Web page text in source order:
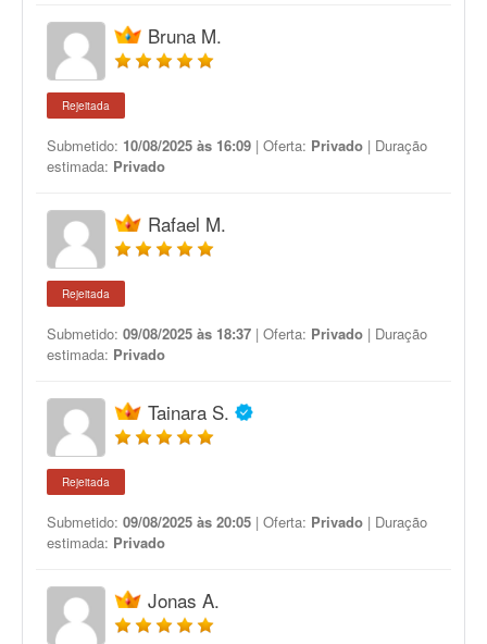
Bruna M.
Rejeitada
Submetido: 10/08/2025 às 16:09 | Oferta: Privado | Duração
estimada: Privado
Rafael M.
Rejeitada
Submetido: 09/08/2025 às 18:37 | Oferta: Privado | Duração
estimada: Privado
Tainara S.
Rejeitada
Submetido: 09/08/2025 às 20:05 | Oferta: Privado | Duração
estimada: Privado
Jonas A.